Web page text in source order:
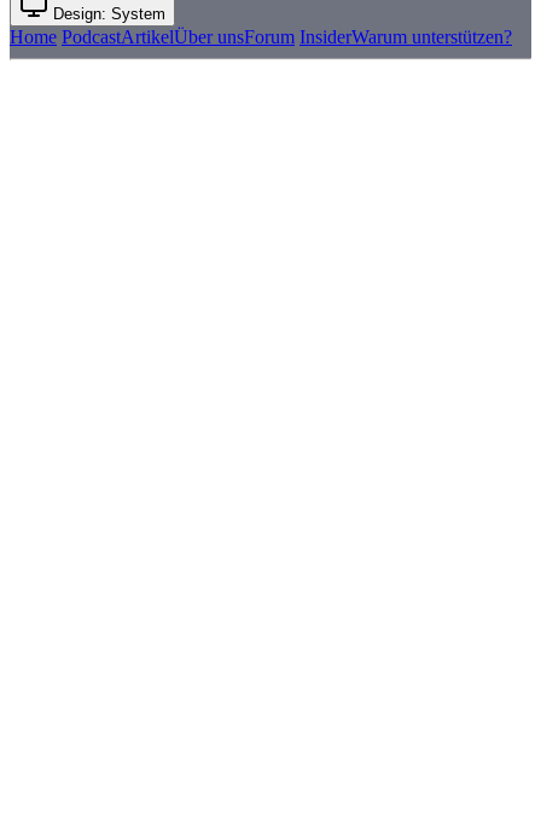
01:23:05
Design: System
Home PodcastArtikelÜber unsForum InsiderWarum unterstützen?